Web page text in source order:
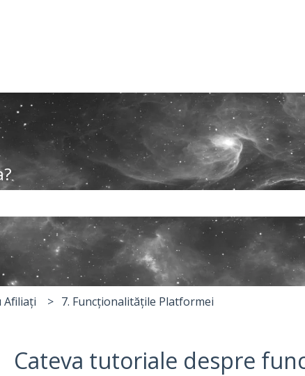
gol câmpul de căutare.
Afiliați 7. Funcționalitățile Platformei
Cateva tutoriale despre